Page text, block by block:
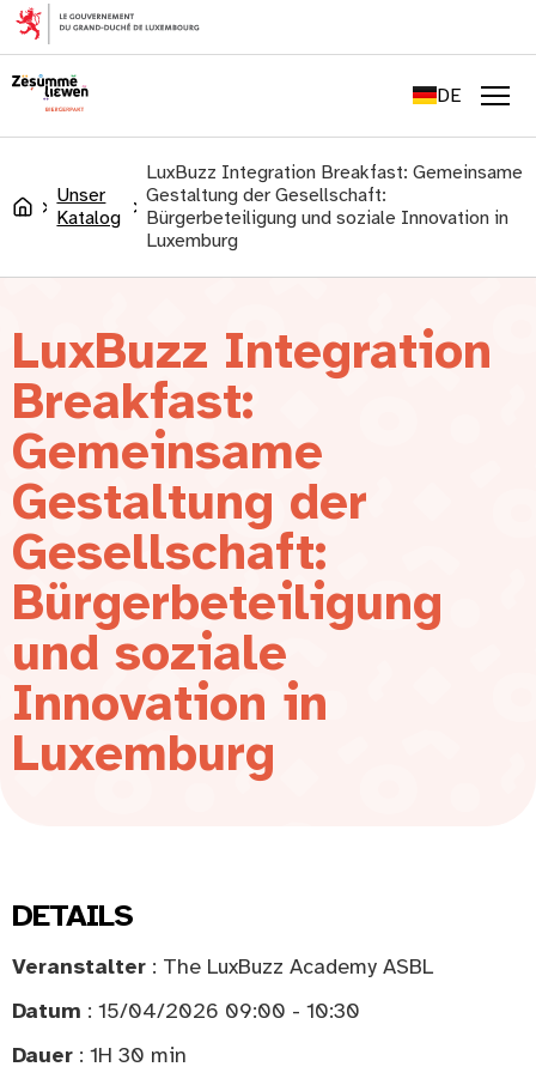
springen
DE
LU
Accueil
Unser
Katalog
LuxBuzz Integration Breakfast: Gemeinsame
Gestaltung der Gesellschaft:
Bürgerbeteiligung und soziale Innovation in
Luxemburg
LuxBuzz Integration
Breakfast:
Gemeinsame
Gestaltung der
Gesellschaft:
Bürgerbeteiligung
und soziale
Innovation in
Luxemburg
DETAILS
Veranstalter : The LuxBuzz Academy ASBL
Datum : 15/04/2026 09:00 - 10:30
Dauer : 1H 30 min